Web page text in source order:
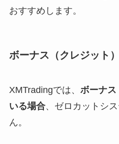
おすすめします。
ボーナス（クレジット
XMTradingでは、 ボーナス
いる場合、ゼロカットシ
ん。